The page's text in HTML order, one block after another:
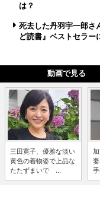
は？
死去した丹羽宇一郎
ど読書』ベストセラー
動画で見る
三田寛子、優雅な淡い
黄色の着物姿で上品な
たたずまいで ...